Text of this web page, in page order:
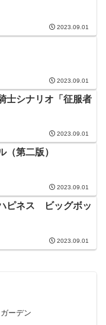
2023.09.01
2023.09.01
士シナリオ「征服者
2023.09.01
（第二版）
2023.09.01
ピネス ビッグボッ
2023.09.01
ーデン